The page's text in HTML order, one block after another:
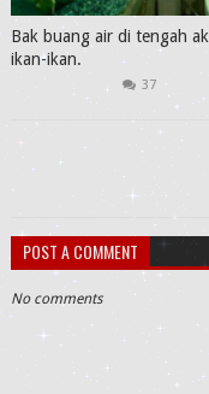
Bak buang air di tengah
ikan-ikan.
37
POST A COMMENT
No comments